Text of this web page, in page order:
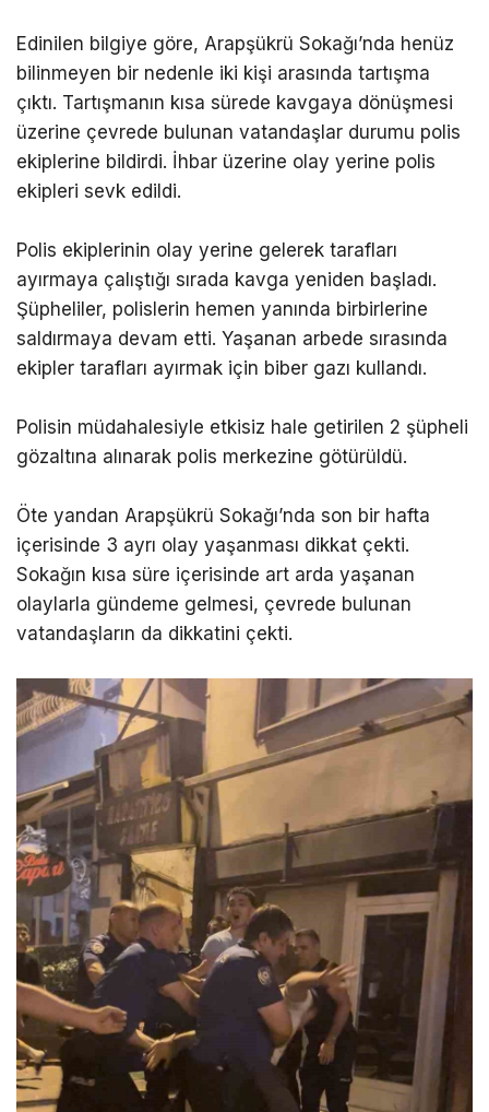
Edinilen bilgiye göre, Arapşükrü Sokağı’nda henüz
bilinmeyen bir nedenle iki kişi arasında tartışma
çıktı. Tartışmanın kısa sürede kavgaya dönüşmesi
üzerine çevrede bulunan vatandaşlar durumu polis
ekiplerine bildirdi. İhbar üzerine olay yerine polis
ekipleri sevk edildi.
Polis ekiplerinin olay yerine gelerek tarafları
ayırmaya çalıştığı sırada kavga yeniden başladı.
Şüpheliler, polislerin hemen yanında birbirlerine
saldırmaya devam etti. Yaşanan arbede sırasında
ekipler tarafları ayırmak için biber gazı kullandı.
Polisin müdahalesiyle etkisiz hale getirilen 2 şüpheli
gözaltına alınarak polis merkezine götürüldü.
Öte yandan Arapşükrü Sokağı’nda son bir hafta
içerisinde 3 ayrı olay yaşanması dikkat çekti.
Sokağın kısa süre içerisinde art arda yaşanan
olaylarla gündeme gelmesi, çevrede bulunan
vatandaşların da dikkatini çekti.